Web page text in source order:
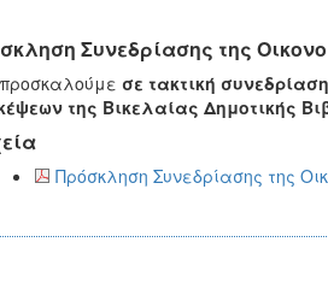
Συνεδρίασης της
σε τακτική συνεδρίαση
της Βικελαίας Δημοτικής
Πρόσκληση Συνεδρίασης της